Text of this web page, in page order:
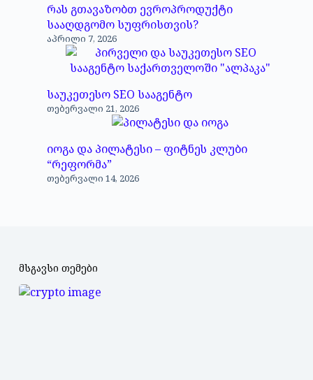
რას გთავაზობთ ევროპროდუქტი
სააღდგომო სუფრისთვის?
აპრილი 7, 2026
საუკეთესო SEO სააგენტო
თებერვალი 21, 2026
იოგა და პილატესი – ფიტნეს კლუბი
“რეფორმა”
თებერვალი 14, 2026
მსგავსი თემები